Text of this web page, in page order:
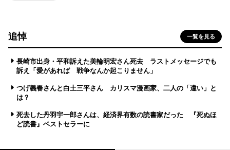
追悼 一覧を見る
長崎市出身・平和訴えた美輪明宏さん死去 ラストメッセージでも
訴え「愛があれば 戦争なんか起こりません」
つげ義春さんと白土三平さん カリスマ漫画家、二人の「違い」と
は？
死去した丹羽宇一郎さんは、経済界有数の読書家だった 『死ぬほ
ど読書』ベストセラーに